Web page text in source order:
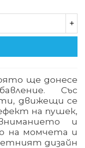
+
ще донесе
Със
движещи се
на пушек,
и
на момчета и
дизайн